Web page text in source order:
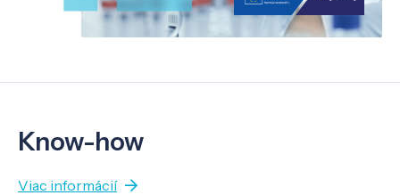
Know-how
Viac informácií